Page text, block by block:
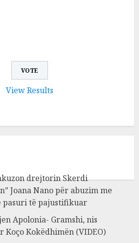
View Results
drejtorin Skerdi
Joana Nano për abuzim me
pasuri të pajustifikuar
Apolonia- Gramshi, nis
Koço Kokëdhimën (VIDEO)